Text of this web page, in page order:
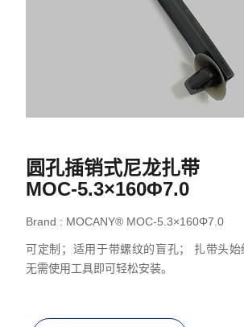
圆孔插销式尼龙扎带
MOC-5.3×160Φ7.0
Brand : MOCANY® MOC-5.3×160Φ7.0
可定制；适用于带螺纹的盲孔； 扎带头始
无需使用工具即可轻松安装。